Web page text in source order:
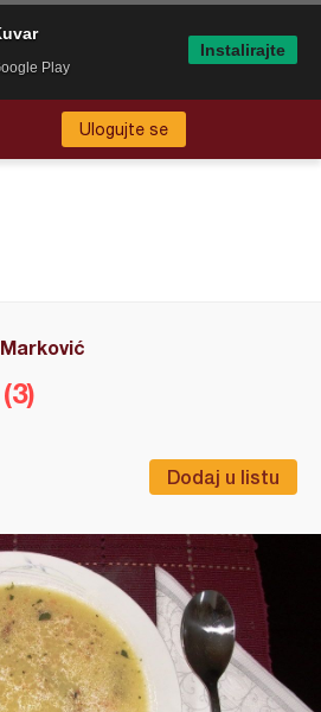
Ulogujte se
Dodaj u listu
Play
Instalirajte